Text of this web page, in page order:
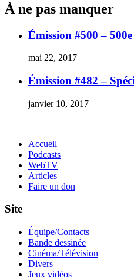
À ne pas manquer
Émission #500 –
mai 22, 2017
Émission #482 –
janvier 10, 2017
Accueil
Podcasts
WebTV
Articles
Faire un don
Site
Équipe/Contacts
Bande dessinée
Cinéma/Télévision
Divers
Jeux vidéos